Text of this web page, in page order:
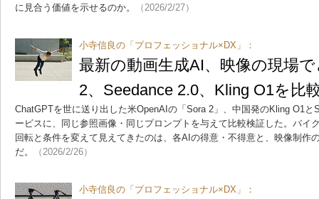
に見合う価値を示せるのか。
（2026/2/27）
小寺信良の「プロフェッショナル×DX」：
最新の動画生成AI、映像の現場
2、Seedance 2.0、Kling O1を比
ChatGPTを世に送り出した米OpenAIの「Sora 2」、中国発のKling O1
ービスに、同じ参照画像・同じプロンプトを与えて比較検証した。バイ
回転と条件を変えて見えてきたのは、各AIの得意・不得意と、映像制作
だ。
（2026/2/26）
小寺信良の「プロフェッショナル×DX」：